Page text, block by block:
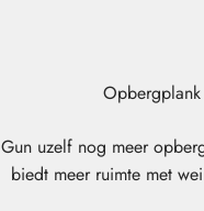
Gun uzelf nog meer
biedt meer ruimte met